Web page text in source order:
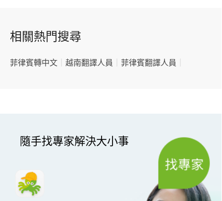
相關熱門搜尋
菲律賓轉中文 越南翻譯人員 菲律賓翻譯人員
隨手找專家解決大小事